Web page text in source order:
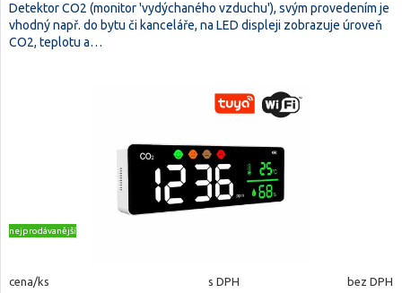
Detektor CO2 (monitor 'vydýchaného vzduchu'), svým provedením je
vhodný např. do bytu či kanceláře, na LED displeji zobrazuje úroveň
CO2, teplotu a…
nejprodávanější
cena/ks s DPH bez DPH